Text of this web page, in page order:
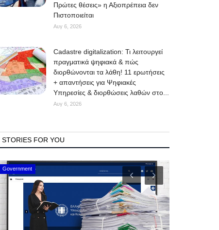
Πρώτες θέσεις» η Αξιοπρέπεια δεν
Πιστοποιείται
Αυγ 6, 2026
Cadastre digitalization: Τι λειτουργεί
πραγματικά ψηφιακά & πώς
διορθώνονται τα λάθη! 11 ερωτήσεις
+ απαντήσεις για Ψηφιακές
Υπηρεσίες & διορθώσεις λαθών στο...
Αυγ 6, 2026
STORIES FOR YOU
Mykonos Events